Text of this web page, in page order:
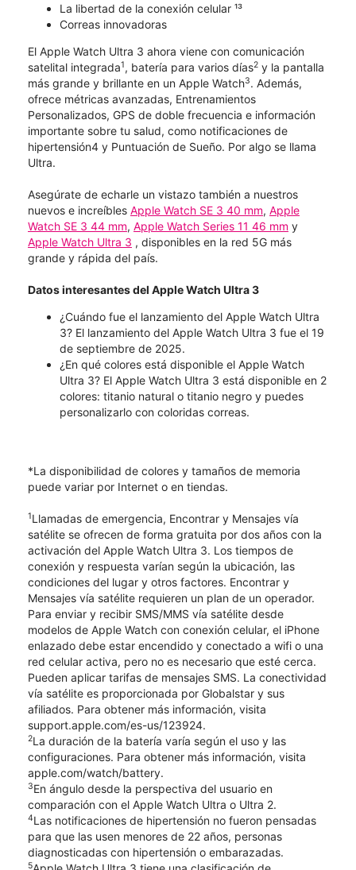
La libertad de la conexión celular ¹³
Correas innovadoras
El Apple Watch Ultra 3 ahora viene con comunicación
satelital integrada1, batería para varios días2 y la pantalla
más grande y brillante en un Apple Watch3. Además,
ofrece métricas avanzadas, Entrenamientos
Personalizados, GPS de doble frecuencia e información
importante sobre tu salud, como notificaciones de
hipertensión4 y Puntuación de Sueño. Por algo se llama
Ultra.
Asegúrate de echarle un vistazo también a nuestros
nuevos e increíbles Apple Watch SE 3 40 mm, Apple
Watch SE 3 44 mm, Apple Watch Series 11 46 mm y
Apple Watch Ultra 3 , disponibles en la red 5G más
grande y rápida del país.
Datos interesantes del Apple Watch Ultra 3
¿Cuándo fue el lanzamiento del Apple Watch Ultra
3? El lanzamiento del Apple Watch Ultra 3 fue el 19
de septiembre de 2025.
¿En qué colores está disponible el Apple Watch
Ultra 3? El Apple Watch Ultra 3 está disponible en 2
colores: titanio natural o titanio negro y puedes
personalizarlo con coloridas correas.
*La disponibilidad de colores y tamaños de memoria
puede variar por Internet o en tiendas.
1Llamadas de emergencia, Encontrar y Mensajes vía
satélite se ofrecen de forma gratuita por dos años con la
activación del Apple Watch Ultra 3. Los tiempos de
conexión y respuesta varían según la ubicación, las
condiciones del lugar y otros factores. Encontrar y
Mensajes vía satélite requieren un plan de un operador.
Para enviar y recibir SMS/MMS vía satélite desde
modelos de Apple Watch con conexión celular, el iPhone
enlazado debe estar encendido y conectado a wifi o una
red celular activa, pero no es necesario que esté cerca.
Pueden aplicar tarifas de mensajes SMS. La conectividad
vía satélite es proporcionada por Globalstar y sus
afiliados. Para obtener más información, visita
support.apple.com/es-us/123924.
2La duración de la batería varía según el uso y las
configuraciones. Para obtener más información, visita
apple.com/watch/battery.
3En ángulo desde la perspectiva del usuario en
comparación con el Apple Watch Ultra o Ultra 2.
4Las notificaciones de hipertensión no fueron pensadas
para que las usen menores de 22 años, personas
diagnosticadas con hipertensión o embarazadas.
5